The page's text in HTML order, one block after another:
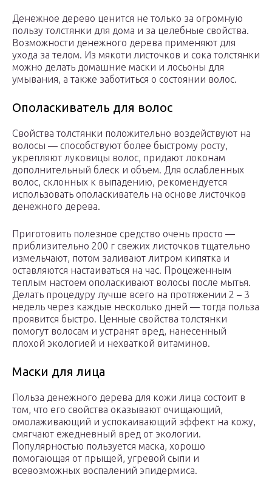
Денежное дерево ценится не только за огромную
пользу толстянки для дома и за целебные свойства.
Возможности денежного дерева применяют для
ухода за телом. Из мякоти листочков и сока толстянки
можно делать домашние маски и лосьоны для
умывания, а также заботиться о состоянии волос.
Ополаскиватель для волос
Свойства толстянки положительно воздействуют на
волосы — способствуют более быстрому росту,
укрепляют луковицы волос, придают локонам
дополнительный блеск и объем. Для ослабленных
волос, склонных к выпадению, рекомендуется
использовать ополаскиватель на основе листочков
денежного дерева.
Приготовить полезное средство очень просто —
приблизительно 200 г свежих листочков тщательно
измельчают, потом заливают литром кипятка и
оставляются настаиваться на час. Процеженным
теплым настоем ополаскивают волосы после мытья.
Делать процедуру лучше всего на протяжении 2 – 3
недель через каждые несколько дней — тогда польза
проявится быстро. Ценные свойства толстянки
помогут волосам и устранят вред, нанесенный
плохой экологией и нехваткой витаминов.
Маски для лица
Польза денежного дерева для кожи лица состоит в
том, что его свойства оказывают очищающий,
омолаживающий и успокаивающий эффект на кожу,
смягчают ежедневный вред от экологии.
Популярностью пользуется маска, хорошо
помогающая от прыщей, угревой сыпи и
всевозможных воспалений эпидермиса.